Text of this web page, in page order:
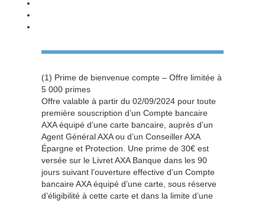
(1) Prime de bienvenue compte – Offre limitée à
5 000 primes
Offre valable à partir du 02/09/2024 pour toute
première souscription d’un Compte bancaire
AXA équipé d’une carte bancaire, auprès d’un
Agent Général AXA ou d’un Conseiller AXA
Épargne et Protection. Une prime de 30€ est
versée sur le Livret AXA Banque dans les 90
jours suivant l’ouverture effective d’un Compte
bancaire AXA équipé d’une carte, sous réserve
d’éligibilité à cette carte et dans la limite d’une